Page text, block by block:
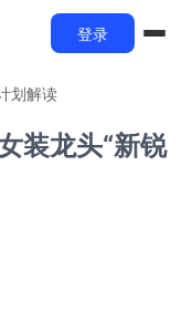
登录
划解读
装龙头“新锐